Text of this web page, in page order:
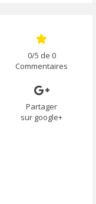
0/5 de 0
Commentaires
Partager
sur google+